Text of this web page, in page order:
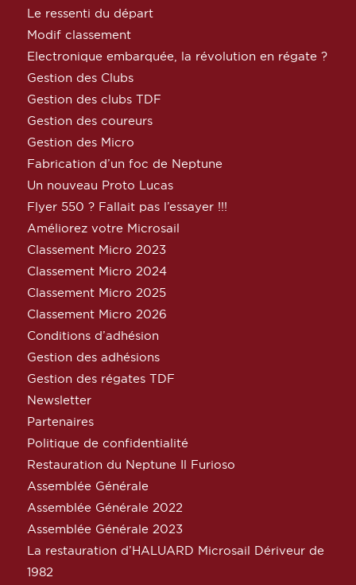
Le ressenti du départ
Modif classement
Electronique embarquée, la révolution en régate ?
Gestion des Clubs
Gestion des clubs TDF
Gestion des coureurs
Gestion des Micro
Fabrication d’un foc de Neptune
Un nouveau Proto Lucas
Flyer 550 ? Fallait pas l’essayer !!!
Améliorez votre Microsail
Classement Micro 2023
Classement Micro 2024
Classement Micro 2025
Classement Micro 2026
Conditions d’adhésion
Gestion des adhésions
Gestion des régates TDF
Newsletter
Partenaires
Politique de confidentialité
Restauration du Neptune Il Furioso
Assemblée Générale
Assemblée Générale 2022
Assemblée Générale 2023
La restauration d’HALUARD Microsail Dériveur de
1982